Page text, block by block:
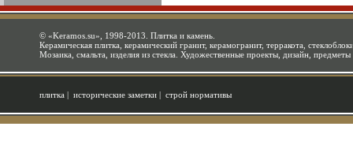
© «Keramos.su» , 1998-2013. Плитка и камень.
Керамическая плитка, керамический гранит, керамогранит, терракота,
Мозаика, смальта, изделия из стекла. Художественные проекты, дизайн, предметы
плитка | исторические заметки | строй нормативы